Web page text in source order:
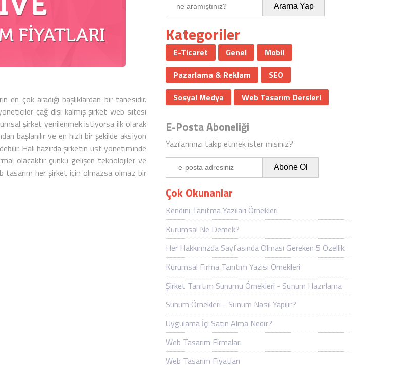
en çok aradığı başlıklardan bir tanesidir.
çağ dışı kalmışşirket web sitesi
şirket yenilenmek istiyorsa ilk olarak
başlanılır ve en hızlı bir şekilde aksiyon
Hali hazırda şirketin üst yönetiminde
olacaktır çünkü gelişen teknolojiler ve
tasarım her şirket için olmazsa olmaz bir
Kategoriler
E-Ticaret Genel
Mobil
Pazarlama & Reklam
SEO
Sosyal Medya
Web Tasarım Dersleri
E-Posta Aboneliği
Yazılarımızı takip etmek ister misiniz?
Çok Okunanlar
Kendini Tanıtma Yazıları Örnekleri
Kurumsal Ne Demek?
Her Hakkımızda Sayfasında Olması Gereken 5 Özellik
Kurumsal Firma Tanıtım Yazısı Örnekleri
Şirket Tanıtım Sunumu Örnekleri - Sunum Hazırlama
Sunum Örnekleri - Sunum Nasıl Yapılır?
Uygulama İçi Satın Alma Nedir?
Web Tasarım Firmaları
Web Tasarım Fiyatları